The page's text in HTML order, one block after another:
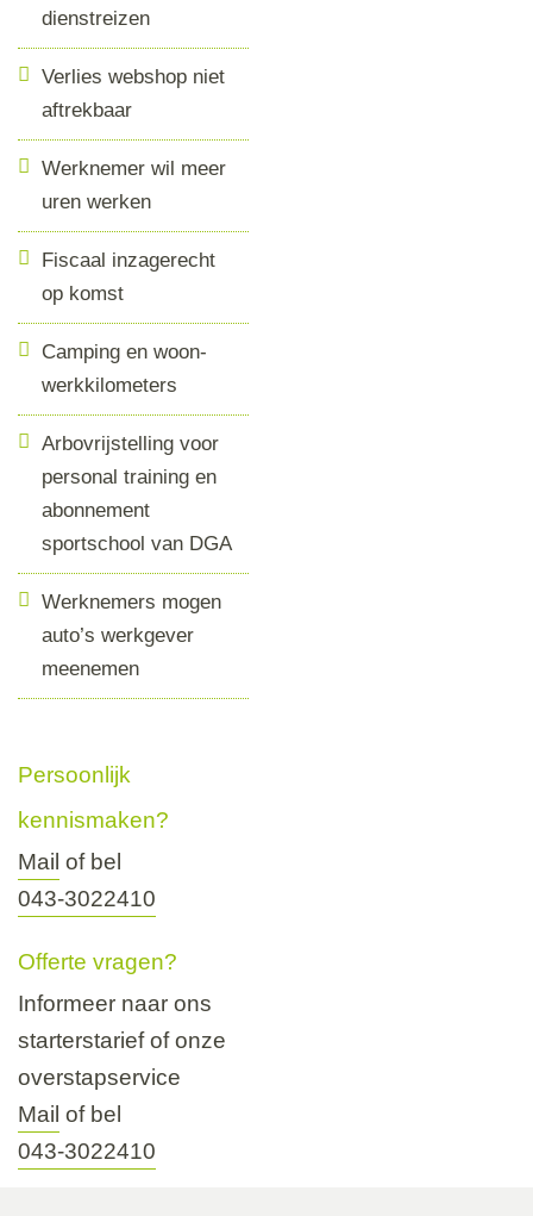
dienstreizen
Verlies webshop niet
aftrekbaar
Werknemer wil meer
uren werken
Fiscaal inzagerecht
op komst
Camping en woon-
werkkilometers
Arbovrijstelling voor
personal training en
abonnement
sportschool van DGA
Werknemers mogen
auto’s werkgever
meenemen
Persoonlijk
kennismaken?
Mail of bel
043-3022410
Offerte vragen?
Informeer naar ons
starterstarief of onze
overstapservice
Mail of bel
043-3022410